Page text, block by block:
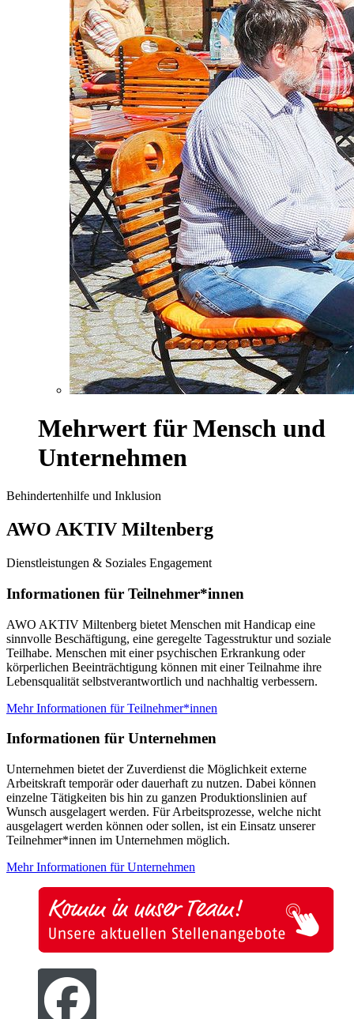
Mehrwert für Mensch und
Unternehmen
Behindertenhilfe und Inklusion
AWO AKTIV Miltenberg
Dienstleistungen & Soziales Engagement
Informationen für Teilnehmer*innen
AWO AKTIV Miltenberg bietet Menschen mit Handicap eine
sinnvolle Beschäftigung, eine geregelte Tagesstruktur und soziale
Teilhabe. Menschen mit einer psychischen Erkrankung oder
körperlichen Beeinträchtigung können mit einer Teilnahme ihre
Lebensqualität selbstverantwortlich und nachhaltig verbessern.
Mehr Informationen für Teilnehmer*innen
Informationen für Unternehmen
Unternehmen bietet der Zuverdienst die Möglichkeit externe
Arbeitskraft temporär oder dauerhaft zu nutzen. Dabei können
einzelne Tätigkeiten bis hin zu ganzen Produktionslinien auf
Wunsch ausgelagert werden. Für Arbeitsprozesse, welche nicht
ausgelagert werden können oder sollen, ist ein Einsatz unserer
Teilnehmer*innen im Unternehmen möglich.
Mehr Informationen für Unternehmen